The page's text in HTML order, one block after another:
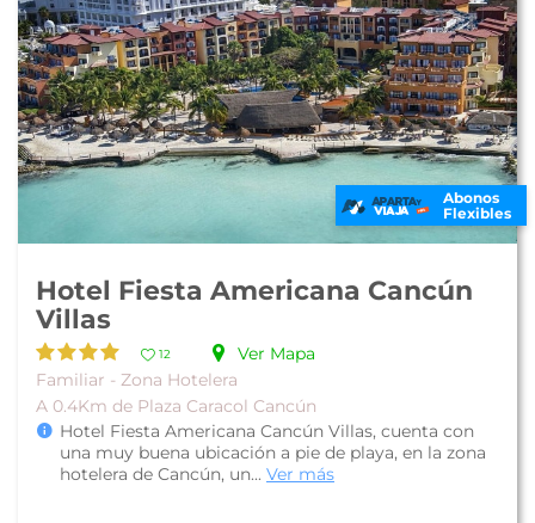
Abonos
Flexibles
Hotel Fiesta Americana Cancún
Villas
12
Ver Mapa
Familiar - Zona Hotelera
A 0.4Km de Plaza Caracol Cancún
Hotel Fiesta Americana Cancún Villas, cuenta con
una muy buena ubicación a pie de playa, en la zona
hotelera de Cancún, un... Ver más